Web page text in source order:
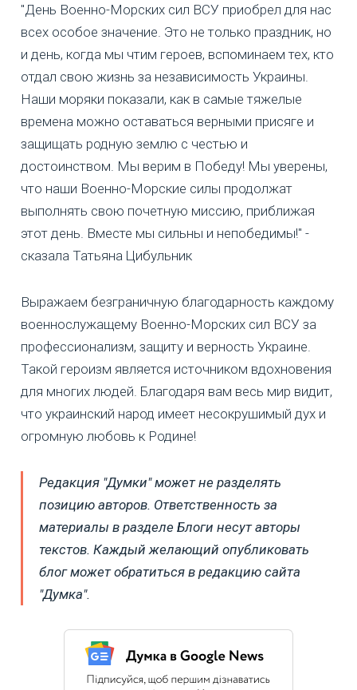
"День Военно-Морских сил ВСУ приобрел для нас
всех особое значение. Это не только праздник, но
и день, когда мы чтим героев, вспоминаем тех, кто
отдал свою жизнь за независимость Украины.
Наши моряки показали, как в самые тяжелые
времена можно оставаться верными присяге и
защищать родную землю с честью и
достоинством. Мы верим в Победу! Мы уверены,
что наши Военно-Морские силы продолжат
выполнять свою почетную миссию, приближая
этот день. Вместе мы сильны и непобедимы!" -
сказала Татьяна Цибульник
Выражаем безграничную благодарность каждому
военнослужащему Военно-Морских сил ВСУ за
профессионализм, защиту и верность Украине.
Такой героизм является источником вдохновения
для многих людей. Благодаря вам весь мир видит,
что украинский народ имеет несокрушимый дух и
огромную любовь к Родине!
Редакция "Думки" может не разделять
позицию авторов. Ответственность за
материалы в разделе Блоги несут авторы
текстов. Каждый желающий опубликовать
блог может обратиться в редакцию сайта
"Думка".